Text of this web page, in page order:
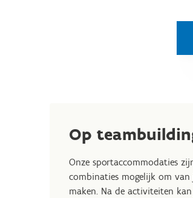
Op
Onze sportaccommodaties
combinaties mogelijk om
maken. Na de activiteiten